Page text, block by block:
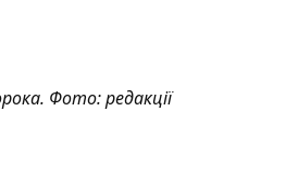
Фото: редакції